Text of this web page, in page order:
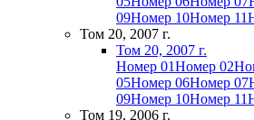
09Номер 10Номер 11
Том 20, 2007 г.
Том 20, 2007 г.
Номер 01Номер 02
05Номер 06Номер 07
09Номер 10Номер 11
Том 19, 2006 г.